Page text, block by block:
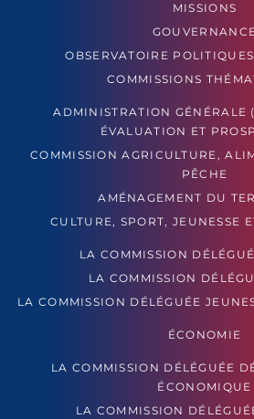
MISSIONS
OBSERVATOIRE
COMMISSIONS
ADMINISTRATION GÉNÉRALE
ÉVALUATION ET
COMMISSION AGRICULTURE,
PÊCHE
AMÉNAGEMENT DU
CULTURE, SPORT, JEUNESSE
LA COMMISSION
LA COMMISSION
LA COMMISSION DÉLÉGUÉE
ÉCONOMIE
LA COMMISSION DÉLÉGUÉE
ÉCONOMIQUE
LA COMMISSION